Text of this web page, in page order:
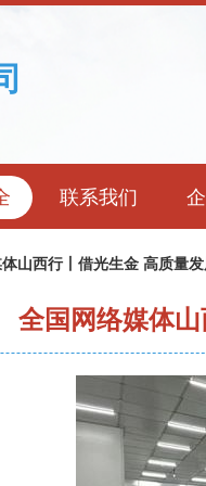
联系我们
山西行丨借光生金 高质量
全国网络媒体